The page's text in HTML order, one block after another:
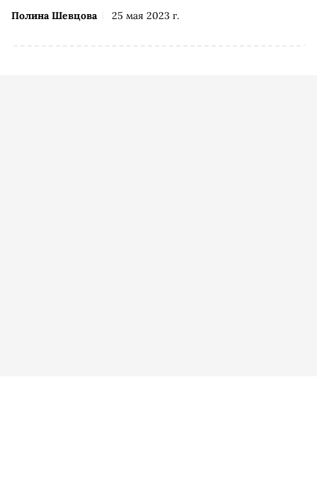
Полина Шевцова 25 мая 2023 г.